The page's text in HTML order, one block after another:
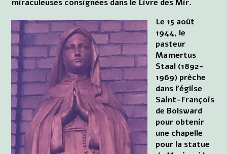
miraculeuses consignées dans le Livre des Mir.
Le 15 août
1944, le
pasteur
Mamertus
Staal (1892-
1969) prêche
dans l'église
Saint-François
de Bolsward
pour obtenir
une chapelle
pour la statue